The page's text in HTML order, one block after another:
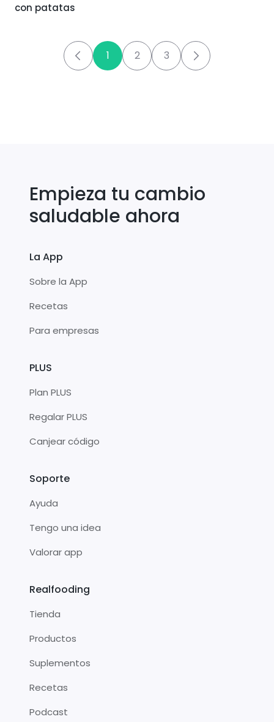
con patatas
1 2 3
Empieza tu cambio
saludable ahora
La App
Sobre la App
Recetas
Para empresas
PLUS
Plan PLUS
Regalar PLUS
Canjear código
Soporte
Ayuda
Tengo una idea
Valorar app
Realfooding
Tienda
Productos
Suplementos
Recetas
Podcast